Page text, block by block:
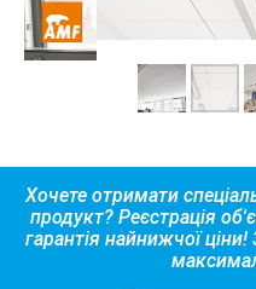
Хочете отримати
продукт? Реєстрація
гарантія найнижчої